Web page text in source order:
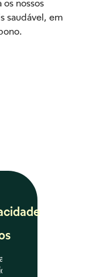
nossos
saudável, em
de